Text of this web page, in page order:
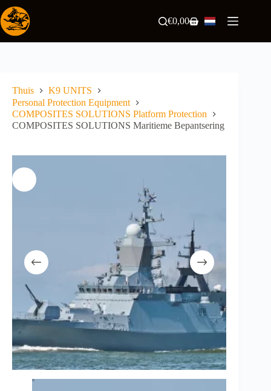
naar
de
inhoud
Winkelwagen
€0,00
Thuis
K9 UNITS
Personal Protection Equipment
COMPOSITES SOLUTIONS Platform Protection
COMPOSITES SOLUTIONS Maritieme Bepantsering